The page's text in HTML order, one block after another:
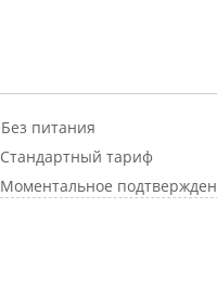
Без питания
Стандартный тариф
Моментальное